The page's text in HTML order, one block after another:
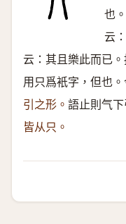
也
云
云：其且樂此而已
用只爲衹字，但也
引之形。 語止則气
皆从只。